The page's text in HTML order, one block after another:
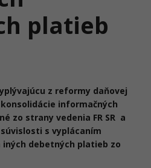
platieb
z reformy daňovej
informačných
zo strany vedenia FR SR a
s vyplácaním
debetných platieb zo